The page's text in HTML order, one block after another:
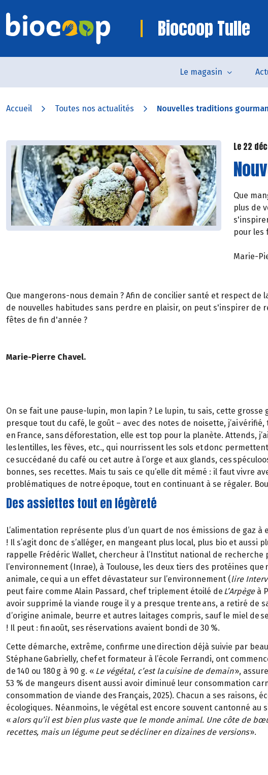
Biocoop Tulle
Le magasin
Accueil Toutes nos actualités Nouvelles traditions
Le 22
Que
plus de
pour les
Marie-
Que mangerons-nous demain ? Afin de concilier santé et respect
de nouvelles habitudes sans perdre en plaisir, on peut s'inspirer de
fêtes de fin d'année ?
Marie-Pierre Chavel.
On se fait une pause-lupin, mon lapin ? Le lupin, tu sais, cette
presque tout du café, le goût – avec des notes de noisette, j’ai
en France, sans déforestation, elle est top pour la planète. Attends,
les lentilles, les fèves, etc., qui nourrissent les sols et donc
ce succédané du café ou cet autre à l’orge et aux glands, ces
bonnes, ses recettes. Mais tu sais ce qu’elle dit mémé : il faut vivre
problématiques de notre époque, tout en continuant à se régaler.
Des assiettes tout en légèreté
L’alimentation représente plus d’un quart de nos émissions de gaz à
! Il s’agit donc de s’alléger, en mangeant plus local, plus bio et aussi
rappelle Frédéric Wallet, chercheur à l’Institut national de recherche
l’environnement (Inrae), à Toulouse, les deux tiers des protéines que
animale, ce qui a un effet dévastateur sur l’environnement (lire
peut faire comme Alain Passard, chef triplement étoilé de L’Arpègeà
avoir supprimé la viande rouge il y a presque trente ans, a retiré de
d’origine animale, beurre et autres laitages compris, sauf le miel de
! Il peut : fin août, ses réservations avaient bondi de 30 %.
Cette démarche, extrême, confirme une direction déjà suivie par
Stéphane Gabrielly, chef et formateur à l’école Ferrandi, ont
de 140 ou 180 g à 90 g. « Le végétal, c’est la cuisine de demain»,
53 % de mangeurs disent aussi avoir diminué leur consommation
consommation de viande des Français, 2025). Chacun a ses raisons,
écologiques. Néanmoins, le végétal est encore souvent cantonné au
« alors qu’il est bien plus vaste que le monde animal. Une côte de
recettes, mais un légume peut se décliner en dizaines de versions».